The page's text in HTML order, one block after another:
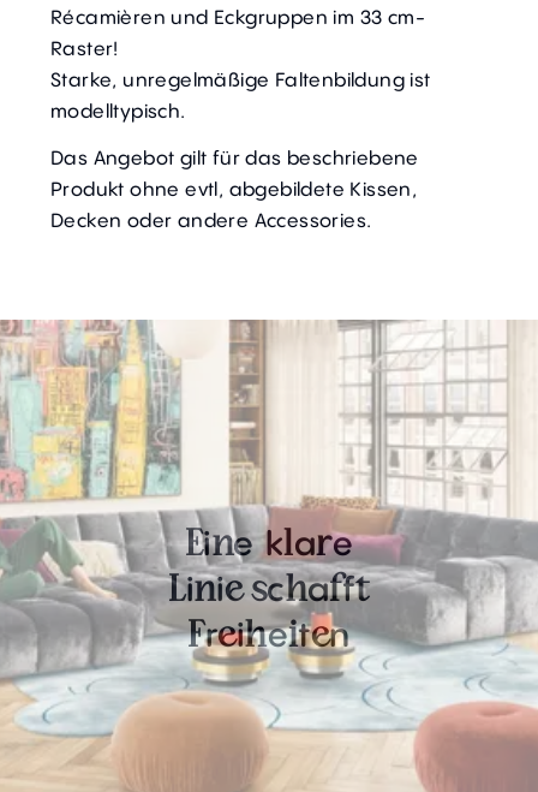
Récamièren und Eckgruppen im 33 cm-
Raster!
Starke, unregelmäßige Faltenbildung ist
modelltypisch.
Das Angebot gilt für das beschriebene
Produkt ohne evtl, abgebildete Kissen,
Decken oder andere Accessories.
Eine k are
Linie schafft
Freiheiten